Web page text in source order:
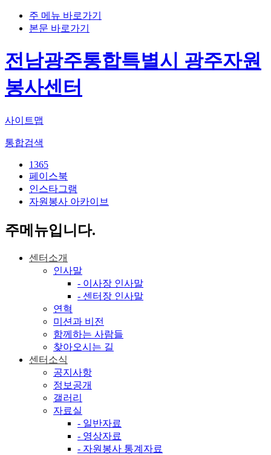
주 메뉴 바로가기
본문 바로가기
전남광주통합특별시 광주자원
봉사센터
사이트맵
통합검색
1365
페이스북
인스타그램
자원봉사 아카이브
주메뉴입니다.
센터소개
인사말
- 이사장 인사말
- 센터장 인사말
연혁
미션과 비전
함께하는 사람들
찾아오시는 길
센터소식
공지사항
정보공개
갤러리
자료실
- 일반자료
- 영상자료
- 자원봉사 통계자료